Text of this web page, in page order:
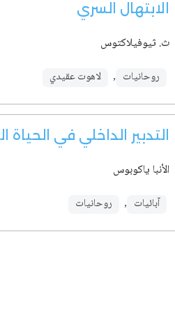
الابتهال السري
ث. ثيوفيلاكتوس
روحانيات , لاهوت عقيدي
التدبير الداخلي في الحياة
الأنبا ياكوبوس
آبائيات , روحانيات